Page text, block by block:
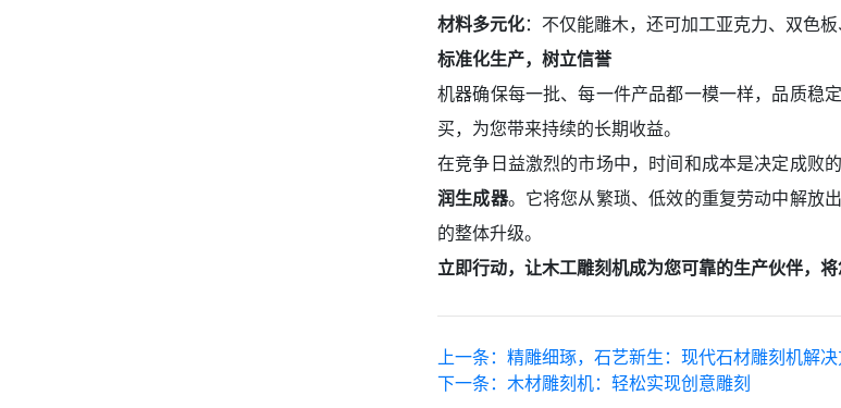
材料多元化：不仅能雕木，还可加工亚克力、双色
标准化生产，树立信誉
机器确保每一批、每一件产品都一模一样，品质稳
买，为您带来持续的长期收益。
在竞争日益激烈的市场中，时间和成本是决定成败
润生成器。它将您从繁琐、低效的重复劳动中解放
的整体升级。
立即行动，让木工雕刻机成为您可靠的生产伙伴，
上一条： 精雕细琢，石艺新生：现代石材雕刻机解
下一条： 木材雕刻机：轻松实现创意雕刻